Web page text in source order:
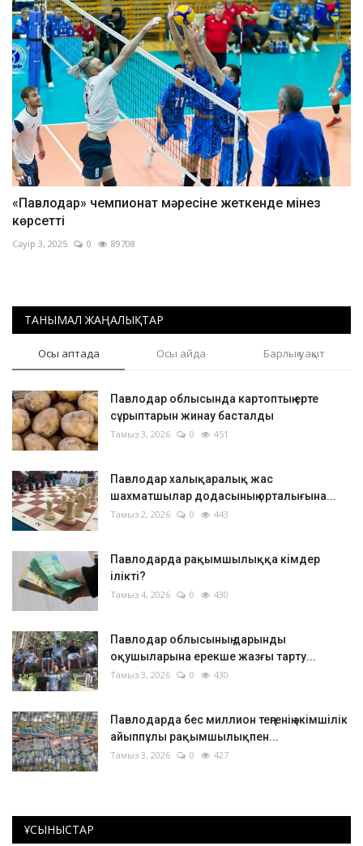
«Павлодар» чемпионат мәресіне жеткенде мінез
көрсетті
Сәуір 3, 2025 0 89708
ТАНЫМАЛ ЖАҢАЛЫҚТАР
Осы аптада Осы айда Барлық уақыт
Павлодар облысында картоптың ерте
сұрыптарын жинау басталды
Тамыз 3, 2026 0 451
Павлодар халықаралық жас
шахматшылар додасының орталығына...
Тамыз 2, 2026 0 443
Павлодарда рақымшылыққа кімдер
ілікті?
Тамыз 4, 2026 0 430
Павлодар облысының дарынды
оқушыларына ерекше жазғы тарту...
Тамыз 3, 2026 0 430
Павлодарда бес миллион теңгенің әкімшілік
айыппұлы рақымшылықпен...
Тамыз 3, 2026 0 427
ҰСЫНЫСТАР